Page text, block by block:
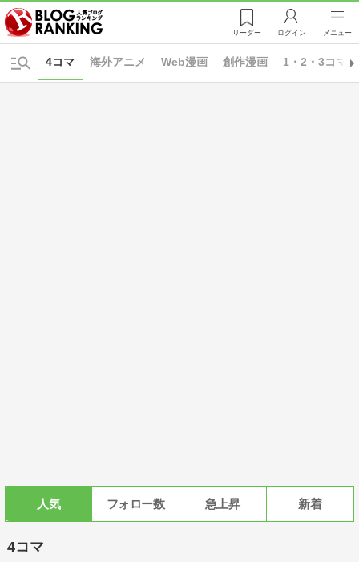
リーダー ログイン メニュー
海外アニメ Web漫画 創作漫画 1・2・3コマ
4コマ
人気 フォロー数 急上昇 新着
4コマ